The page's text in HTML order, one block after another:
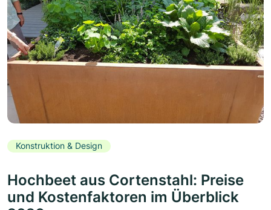
Konstruktion & Design
Hochbeet aus Cortenstahl: Preise
und Kostenfaktoren im Überblick